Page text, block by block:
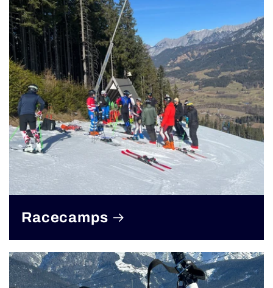
Racecamps